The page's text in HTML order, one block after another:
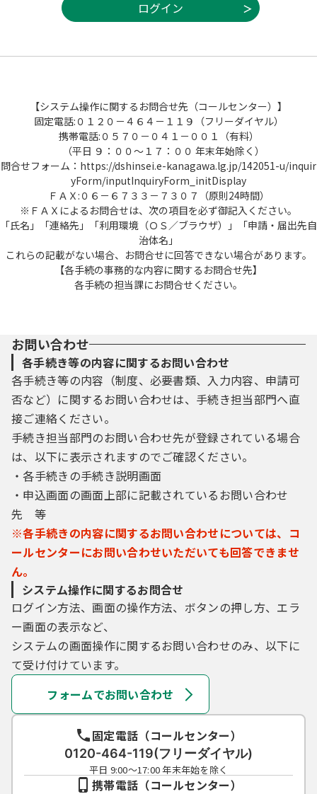
【システム操作に関するお問合せ先（コールセンター）】
固定電話:０１２０－４６４－１１９（フリーダイヤル）
携帯電話:０５７０－０４１－００１（有料）
（平日 ９：００～１７：００ 年末年始除く）
問合せフォーム：https://dshinsei.e-kanagawa.lg.jp/142051-u/inquir
yForm/inputInquiryForm_initDisplay
ＦＡＸ:０６－６７３３－７３０７（原則24時間）
※ＦＡＸによるお問合せは、次の項目を必ず御記入ください。
「氏名」「連絡先」「利用環境（ＯＳ／ブラウザ）」「申請・届出先自
治体名」
これらの記載がない場合、お問合せに回答できない場合があります。
【各手続の事務的な内容に関するお問合せ先】
各手続の担当課にお問合せください。
お問い合わせ
各手続き等の内容に関するお問い合わせ
各手続き等の内容（制度、必要書類、入力内容、申請可
否など）に関するお問い合わせは、手続き担当部門へ直
接ご連絡ください。
手続き担当部門のお問い合わせ先が登録されている場合
は、以下に表示されますのでご確認ください。
・各手続きの手続き説明画面
・申込画面の画面上部に記載されているお問い合わせ
先 等
※各手続きの内容に関するお問い合わせについては、コ
ールセンターにお問い合わせいただいても回答できませ
ん。
システム操作に関するお問合せ
ログイン方法、画面の操作方法、ボタンの押し方、エラ
ー画面の表示など、
システムの画面操作に関するお問い合わせのみ、以下に
て受け付けています。
フォームでお問い合わせ
固定電話（コールセンター）
0120-464-119(フリーダイヤル)
平日 9:00～17:00 年末年始を除く
携帯電話（コールセンター）